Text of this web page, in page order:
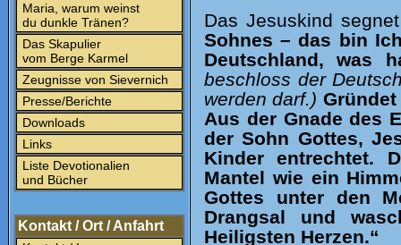
Maria, warum weinst
du dunkle Tränen?
Das Skapulier
vom Berge Karmel
Zeugnisse von Sievernich
Presse/Berichte
Downloads
Links
Liste Devotionalien
und Bücher
Kontakt / Ort / Anfahrt
Das Jesuskind
Sohnes – das bin
Deutschland, was
beschloss der
werden darf.)
Aus der Gnade des
der Sohn Gottes,
Kinder entrechtet.
Mantel wie ein
Gottes unter den
Drangsal und
Heiligsten Herzen.“